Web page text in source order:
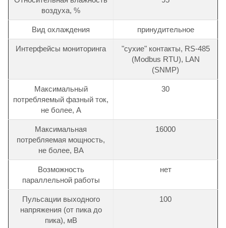
воздуха, %
Вид охлаждения принудительное
Интерфейсы мониторинга
"сухие" контакты, RS-485
(Modbus RTU), LAN
(SNMP)
Максимальный
потребляемый фазный ток,
не более, А
30
Максимальная
потребляемая мощность,
не более, ВА
16000
Возможность
параллельной работы
нет
Пульсации выходного
напряжения (от пика до
пика), мВ
100